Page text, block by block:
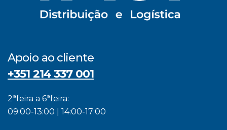
Apoio ao cliente
+351 214 337 001
2ªfeira a 6ªfeira:
09:00-13:00 | 14:00-17:00